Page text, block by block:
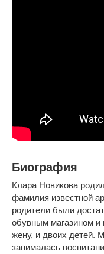
Биография
Клара Новикова
фамилия известной
родители были
обувным магазином и
жену, и двоих детей.
занималась